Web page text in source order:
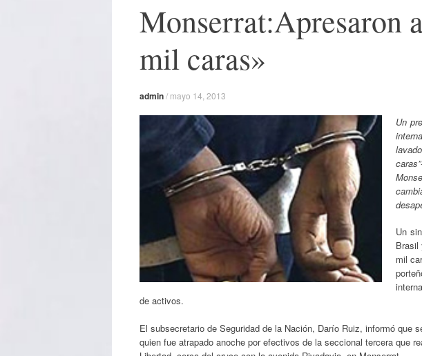
Monserrat:Apresaron
mil caras»
admin/ mayo 14, 2013
Un
Un
Brasil
mil
de activos.
El subsecretario de Seguridad de la Nación, Darío Ruiz, informó que
quien fue atrapado anoche por efectivos de la seccional tercera que